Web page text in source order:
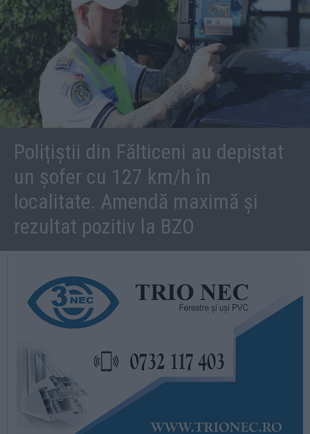
Polițiștii din Fălticeni au depistat
un șofer cu 127 km/h în
localitate. Amendă maximă și
rezultat pozitiv la BZO